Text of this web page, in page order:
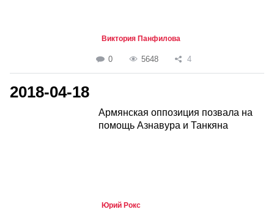
Виктория Панфилова
0 5648 4
2018-04-18
Армянская оппозиция позвала на
помощь Азнавура и Танкяна
Юрий Рокс